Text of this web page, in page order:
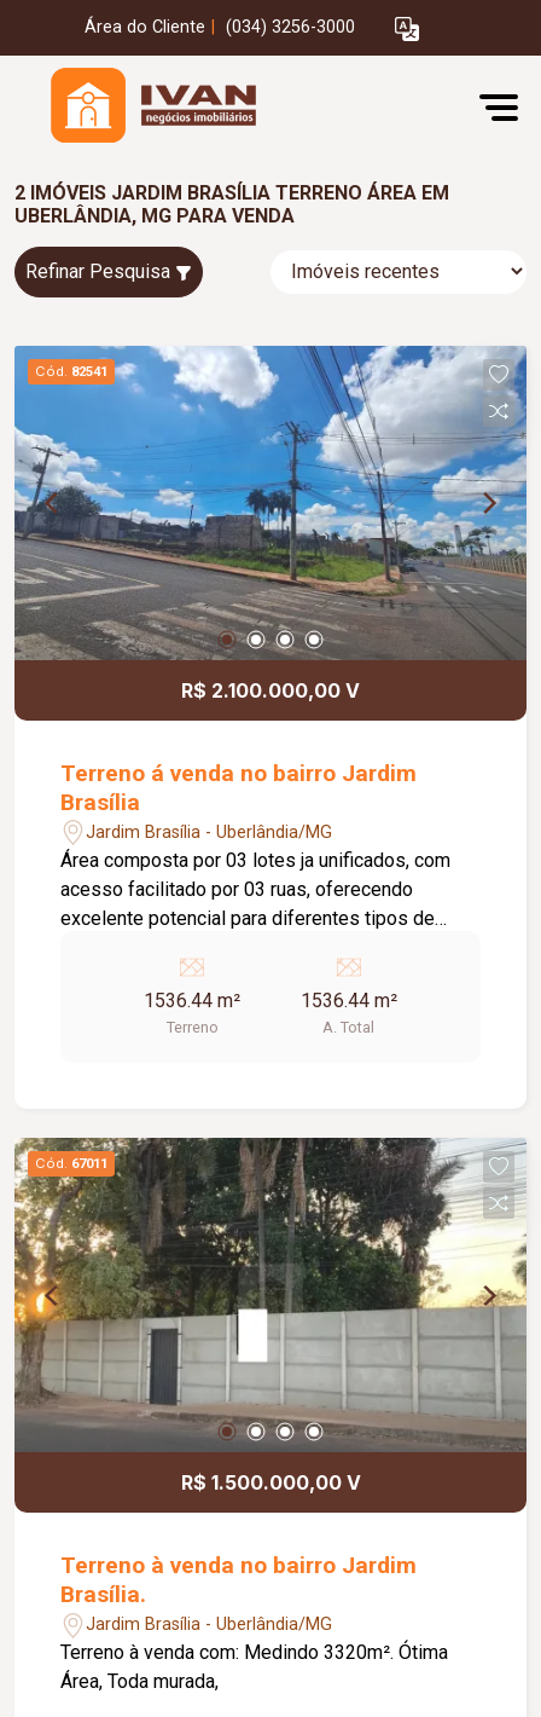
Área do Cliente (034) 3256-3000
2 IMÓVEIS JARDIM BRASÍLIA TERRENO ÁREA EM
UBERLÂNDIA, MG PARA VENDA
Refinar Pesquisa
Cód. 82541
R$ 2.100.000,00 V
Terreno á venda no bairro Jardim
Brasília
Jardim Brasília - Uberlândia/MG
Área composta por 03 lotes ja unificados, com
acesso facilitado por 03 ruas, oferecendo
excelente potencial para diferentes tipos de
BRF e ao Ponto Mix, garantindo visibilidade e
fácil acesso. Proprietário estuda permuta,
proporcionando mais flexibilidade na negociação.
1536.44 m²
Terreno
1536.44 m²
A. Total
Cód. 67011
R$ 1.500.000,00 V
Terreno à venda no bairro Jardim
Brasília.
Jardim Brasília - Uberlândia/MG
Terreno à venda com: Medindo 3320m². Ótima
Área, Toda murada,